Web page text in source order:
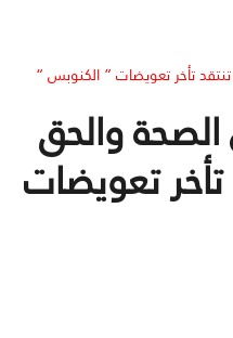
تأخر تعويضات ” الكنوبس “
والحق
تعويضات